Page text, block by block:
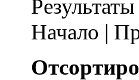
Начало |